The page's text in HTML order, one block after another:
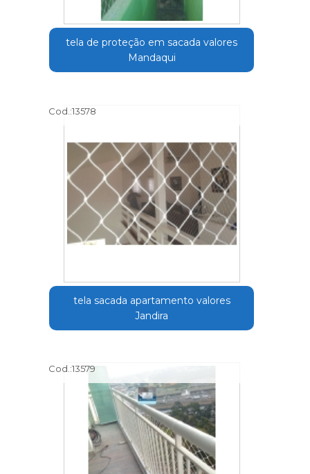
tela de proteção em sacada valores
Mandaqui
Cod.:13578
tela sacada apartamento valores
Jandira
Cod.:13579